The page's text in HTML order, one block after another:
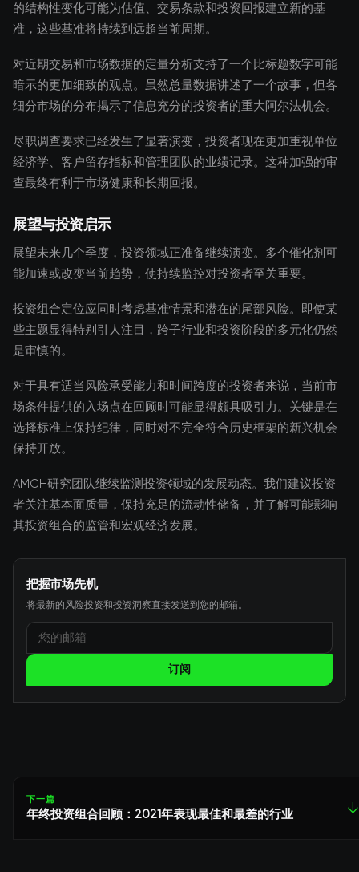
的结构性变化可能为估值、交易条款和投资回报建立新的基
准，这些基准将持续到远超当前周期。
对近期交易和市场数据的定量分析支持了一个比标题数字可能
暗示的更加细致的观点。虽然总量数据讲述了一个故事，但各
细分市场的分布揭示了信息充分的投资者的重大阿尔法机会。
尽职调查要求已经发生了显著演变，投资者现在更加重视单位
经济学、客户留存指标和管理团队的业绩记录。这种加强的审
查最终有利于市场健康和长期回报。
展望与投资启示
展望未来几个季度，投资领域正准备继续演变。多个催化剂可
能加速或改变当前趋势，使持续监控对投资者至关重要。
投资组合定位应同时考虑基准情景和潜在的尾部风险。即使某
些主题显得特别引人注目，跨子行业和投资阶段的多元化仍然
是审慎的。
对于具有适当风险承受能力和时间跨度的投资者来说，当前市
场条件提供的入场点在回顾时可能显得颇具吸引力。关键是在
选择标准上保持纪律，同时对不完全符合历史框架的新兴机会
保持开放。
AMCH研究团队继续监测投资领域的发展动态。我们建议投资
者关注基本面质量，保持充足的流动性储备，并了解可能影响
其投资组合的监管和宏观经济发展。
把握市场先机
将最新的风险投资和投资洞察直接发送到您的邮箱。
订阅
下一篇
年终投资组合回顾：2021年表现最佳和最差的行业 ↓